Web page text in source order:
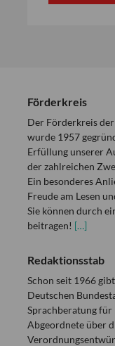
Förderkreis
Der Förderkreis
wurde 1957
Erfüllung unserer
der zahlreichen
Ein besonderes
Freude am Lesen
Sie können durch
beitragen! […]
Redaktionsstab
Schon seit 1966
Deutschen
Sprachberatung für
Abgeordnete über